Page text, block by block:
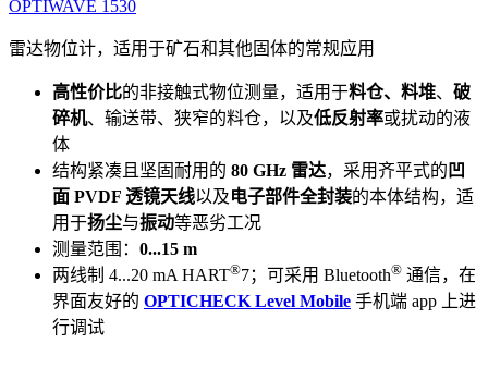
OPTIWAVE 1530
雷达物位计，适用于矿石和其他固体的常规应用
高性价比的非接触式物位测量，适用于料仓、料堆、 破
碎机、输送带、狭窄的料仓，以及低反射率或扰动的液
体
结构紧凑且坚固耐用的 80 GHz 雷达，采用齐平式的 凹
面 PVDF 透镜天线以及电子部件全封装的本体结构，适
用于扬尘与振动等恶劣工况
测量范围： 0...15 m
两线制 4...20 mA HART®7；可采用 Bluetooth® 通信，在
界面友好的 OPTICHECK Level Mobile 手机端 app 上进
行调试